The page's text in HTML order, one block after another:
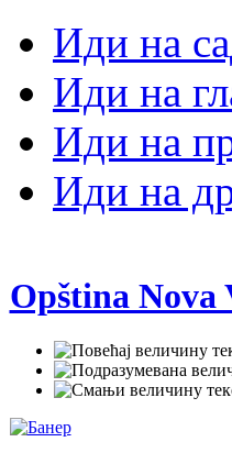
Иди на
Иди на
Иди на
Иди на
Opština Nova